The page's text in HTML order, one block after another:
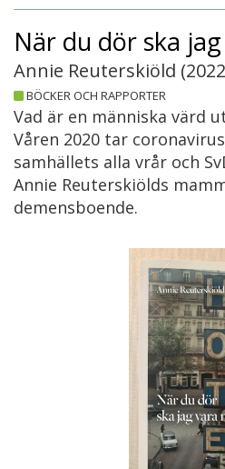
När du dör ska
Annie Reuterskiöld (2022
BÖCKER OCH RAPPORTER
Vad är en människa värd
Våren 2020 tar
samhällets alla vrår och
Annie Reuterskiölds
demensboende.